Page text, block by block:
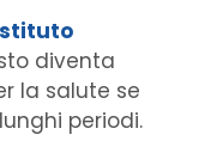
diventa
la salute se
periodi.